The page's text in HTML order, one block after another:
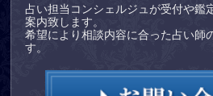
占い担当コンシェルジュが受付や鑑
案内致します。
希望により相談内容に合った占い師
す。